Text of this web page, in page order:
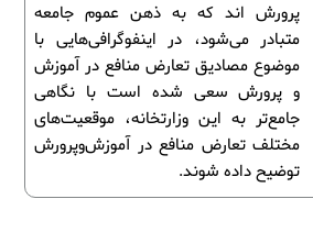
پرورش اند که به ذهن عموم جامعه
متبادر می‌شود، در اینفوگرافی‌هایی با
موضوع مصادیق تعارض منافع در آموزش
و پرورش سعی شده است با نگاهی
جامع‌تر به این وزارتخانه، موقعیت‌های
مختلف تعارض منافع در آموزش‌وپرورش
توضیح داده شوند.